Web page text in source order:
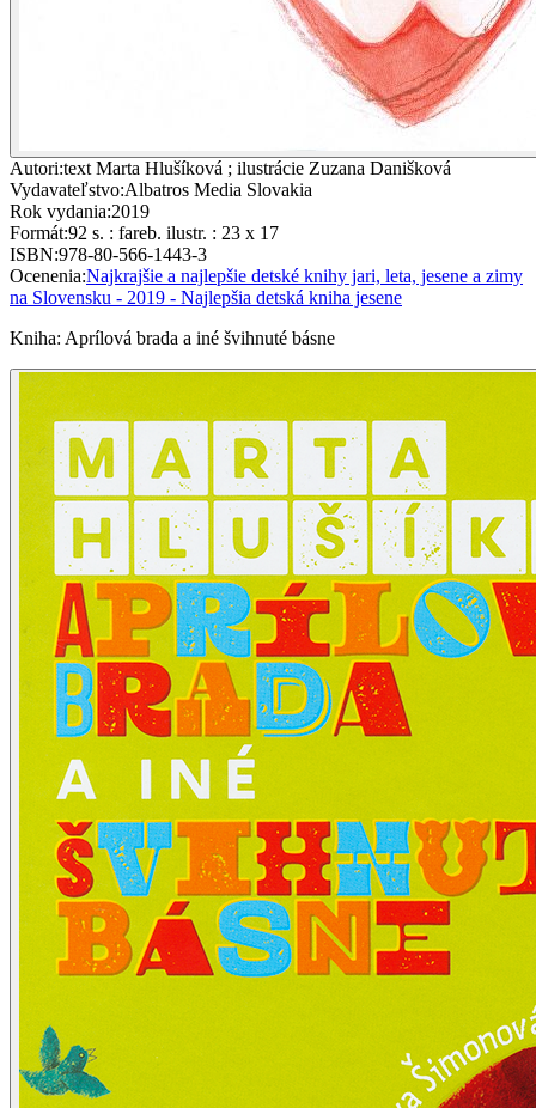
Autori:text Marta Hlušíková ; ilustrácie Zuzana Danišková
Vydavateľstvo:Albatros Media Slovakia
Rok vydania:2019
Formát:92 s. : fareb. ilustr. : 23 x 17
ISBN:978-80-566-1443-3
Ocenenia:Najkrajšie a najlepšie detské knihy jari, leta, jesene a zimy
na Slovensku - 2019 - Najlepšia detská kniha jesene
Kniha: Aprílová brada a iné švihnuté básne